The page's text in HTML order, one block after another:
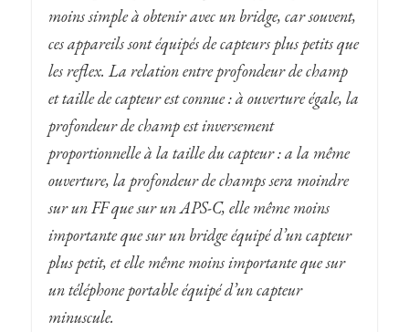
moins simple à obtenir avec un bridge, car souvent,
ces appareils sont équipés de capteurs plus petits que
les reflex. La relation entre profondeur de champ
et taille de capteur est connue : à ouverture égale, la
profondeur de champ est inversement
proportionnelle à la taille du capteur : a la même
ouverture, la profondeur de champs sera moindre
sur un FF que sur un APS-C, elle même moins
importante que sur un bridge équipé d’un capteur
plus petit, et elle même moins importante que sur
un téléphone portable équipé d’un capteur
minuscule.